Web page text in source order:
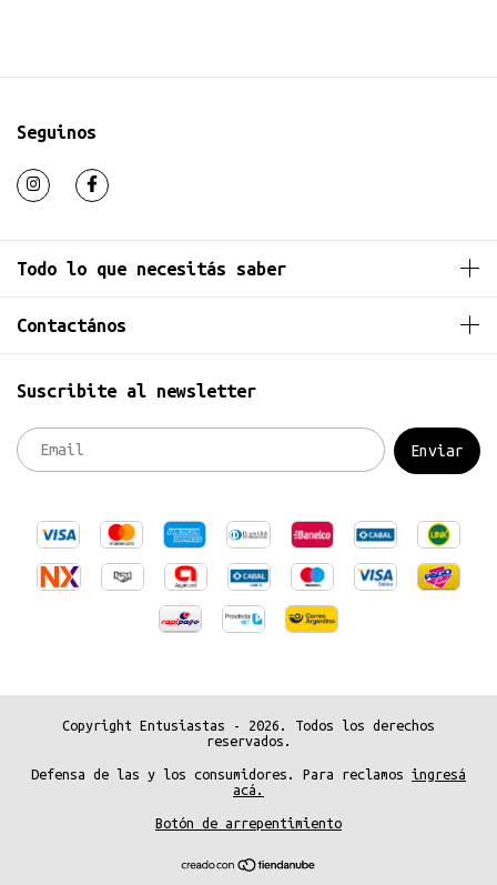
Seguinos
Todo lo que necesitás saber
Contactános
Suscribite al newsletter
Copyright Entusiastas - 2026. Todos los derechos
reservados.
Defensa de las y los consumidores. Para reclamos ingresá
acá.
Botón de arrepentimiento